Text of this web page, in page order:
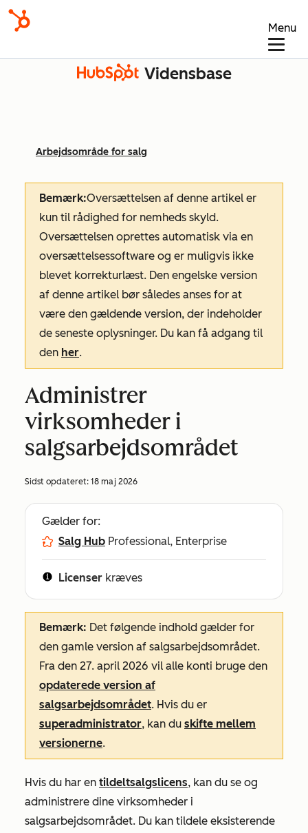
Menu
Vidensbase
Arbejdsområde for salg
Bemærk:Oversættelsen af denne artikel er
kun til rådighed for nemheds skyld.
Oversættelsen oprettes automatisk via en
oversættelsessoftware og er muligvis ikke
blevet korrekturlæst. Den engelske version
af denne artikel bør således anses for at
være den gældende version, der indeholder
de seneste oplysninger. Du kan få adgang til
den her.
Administrer
virksomheder i
salgsarbejdsområdet
Sidst opdateret: 18 maj 2026
Gælder for:
Salg Hub Professional, Enterprise
Licenser kræves
Bemærk: Det følgende indhold gælder for
den gamle version af salgsarbejdsområdet.
Fra den 27. april 2026 vil alle konti bruge den
opdaterede version af
salgsarbejdsområdet. Hvis du er
superadministrator, kan du skifte mellem
versionerne.
Hvis du har en tildeltsalgslicens, kan du se og
administrere dine virksomheder i
salgsarbejdsområdet. Du kan tildele eksisterende